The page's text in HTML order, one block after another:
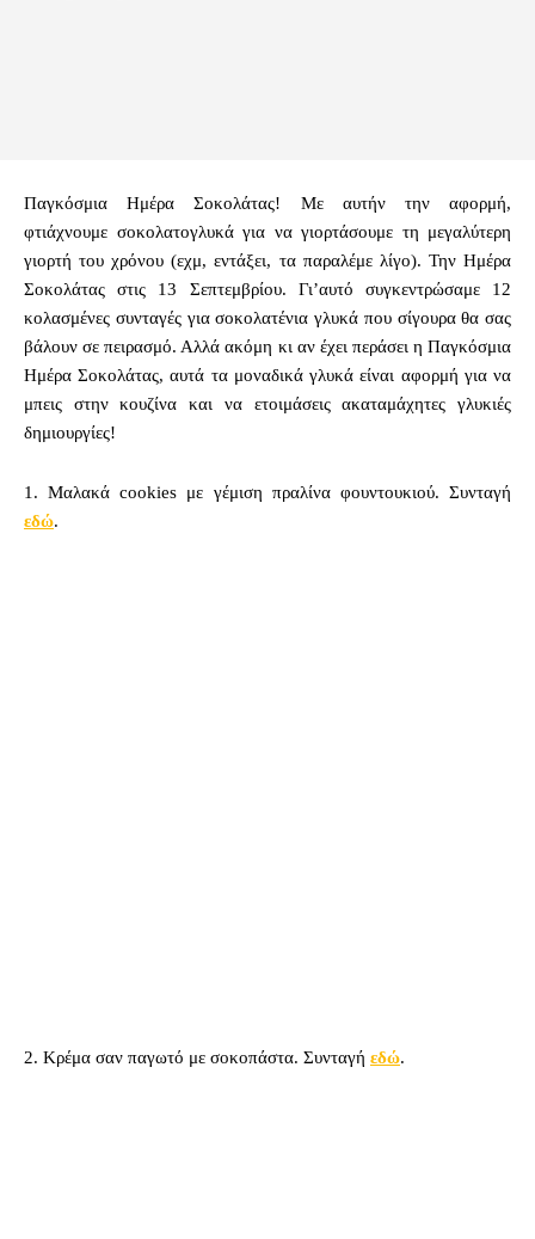
Παγκόσμια Ημέρα Σοκολάτας! Με αυτήν την αφορμή,
φτιάχνουμε σοκολατογλυκά για να γιορτάσουμε τη μεγαλύτερη
γιορτή του χρόνου (εχμ, εντάξει, τα παραλέμε λίγο). Την Ημέρα
Σοκολάτας στις 13 Σεπτεμβρίου. Γι’αυτό συγκεντρώσαμε 12
κολασμένες συνταγές για σοκολατένια γλυκά που σίγουρα θα σας
βάλουν σε πειρασμό. Αλλά ακόμη κι αν έχει περάσει η Παγκόσμια
Ημέρα Σοκολάτας, αυτά τα μοναδικά γλυκά είναι αφορμή για να
μπεις στην κουζίνα και να ετοιμάσεις ακαταμάχητες γλυκιές
δημιουργίες!
1. Μαλακά cookies με γέμιση πραλίνα φουντουκιού. Συνταγή
εδώ.
2. Κρέμα σαν παγωτό με σοκοπάστα. Συνταγή εδώ.